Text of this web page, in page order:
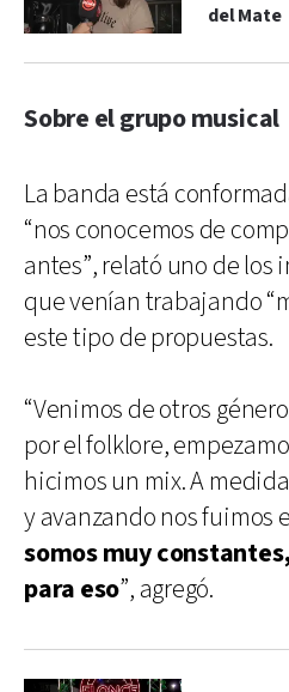
del Mate
Sobre el grupo musical
La banda está
“nos conocemos de
antes”, relató uno de los
que venían trabajando
este tipo de propuestas.
“Venimos de otros
por el folklore,
hicimos un mix. A
y avanzando nos fuimos
somos muy
para eso”, agregó.